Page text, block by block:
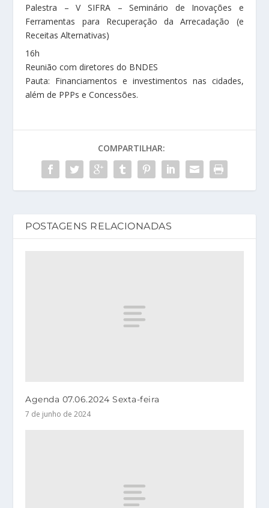
Palestra – V SIFRA – Seminário de Inovações e
Ferramentas para Recuperação da Arrecadação (e
Receitas Alternativas)
16h
Reunião com diretores do BNDES
Pauta: Financiamentos e investimentos nas cidades,
além de PPPs e Concessões.
COMPARTILHAR:
POSTAGENS RELACIONADAS
Agenda 07.06.2024 Sexta-feira
7 de junho de 2024